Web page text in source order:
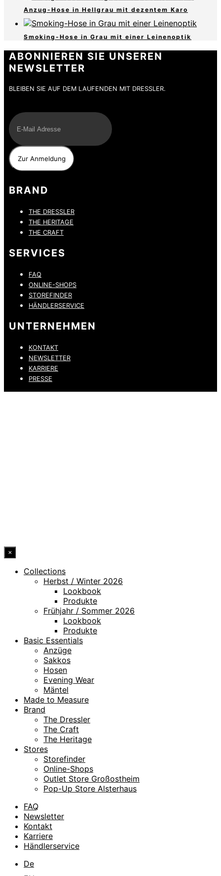
Anzug-Hose in Hellgrau mit dezentem Karo
Smoking-Hose in Grau mit einer Leinenoptik
ABONNIEREN SIE UNSEREN
NEWSLETTER
BLEIBEN SIE AUF DEM LAUFENDEN MIT DRESSLER.
BRAND
THE DRESSLER
THE HERITAGE
THE CRAFT
SERVICES
FAQ
ONLINE-SHOPS
STOREFINDER
HÄNDLERSERVICE
UNTERNEHMEN
KONTAKT
NEWSLETTER
KARRIERE
PRESSE
×
Collections
Herbst / Winter 2026
Lookbook
Produkte
Frühjahr / Sommer 2026
Lookbook
Produkte
Basic Essentials
Anzüge
Sakkos
Hosen
Evening Wear
Mäntel
Made to Measure
Brand
The Dressler
The Craft
The Heritage
Stores
Storefinder
Online-Shops
Outlet Store Großostheim
Pop-Up Store Alsterhaus
FAQ
Newsletter
Kontakt
Karriere
Händlerservice
De